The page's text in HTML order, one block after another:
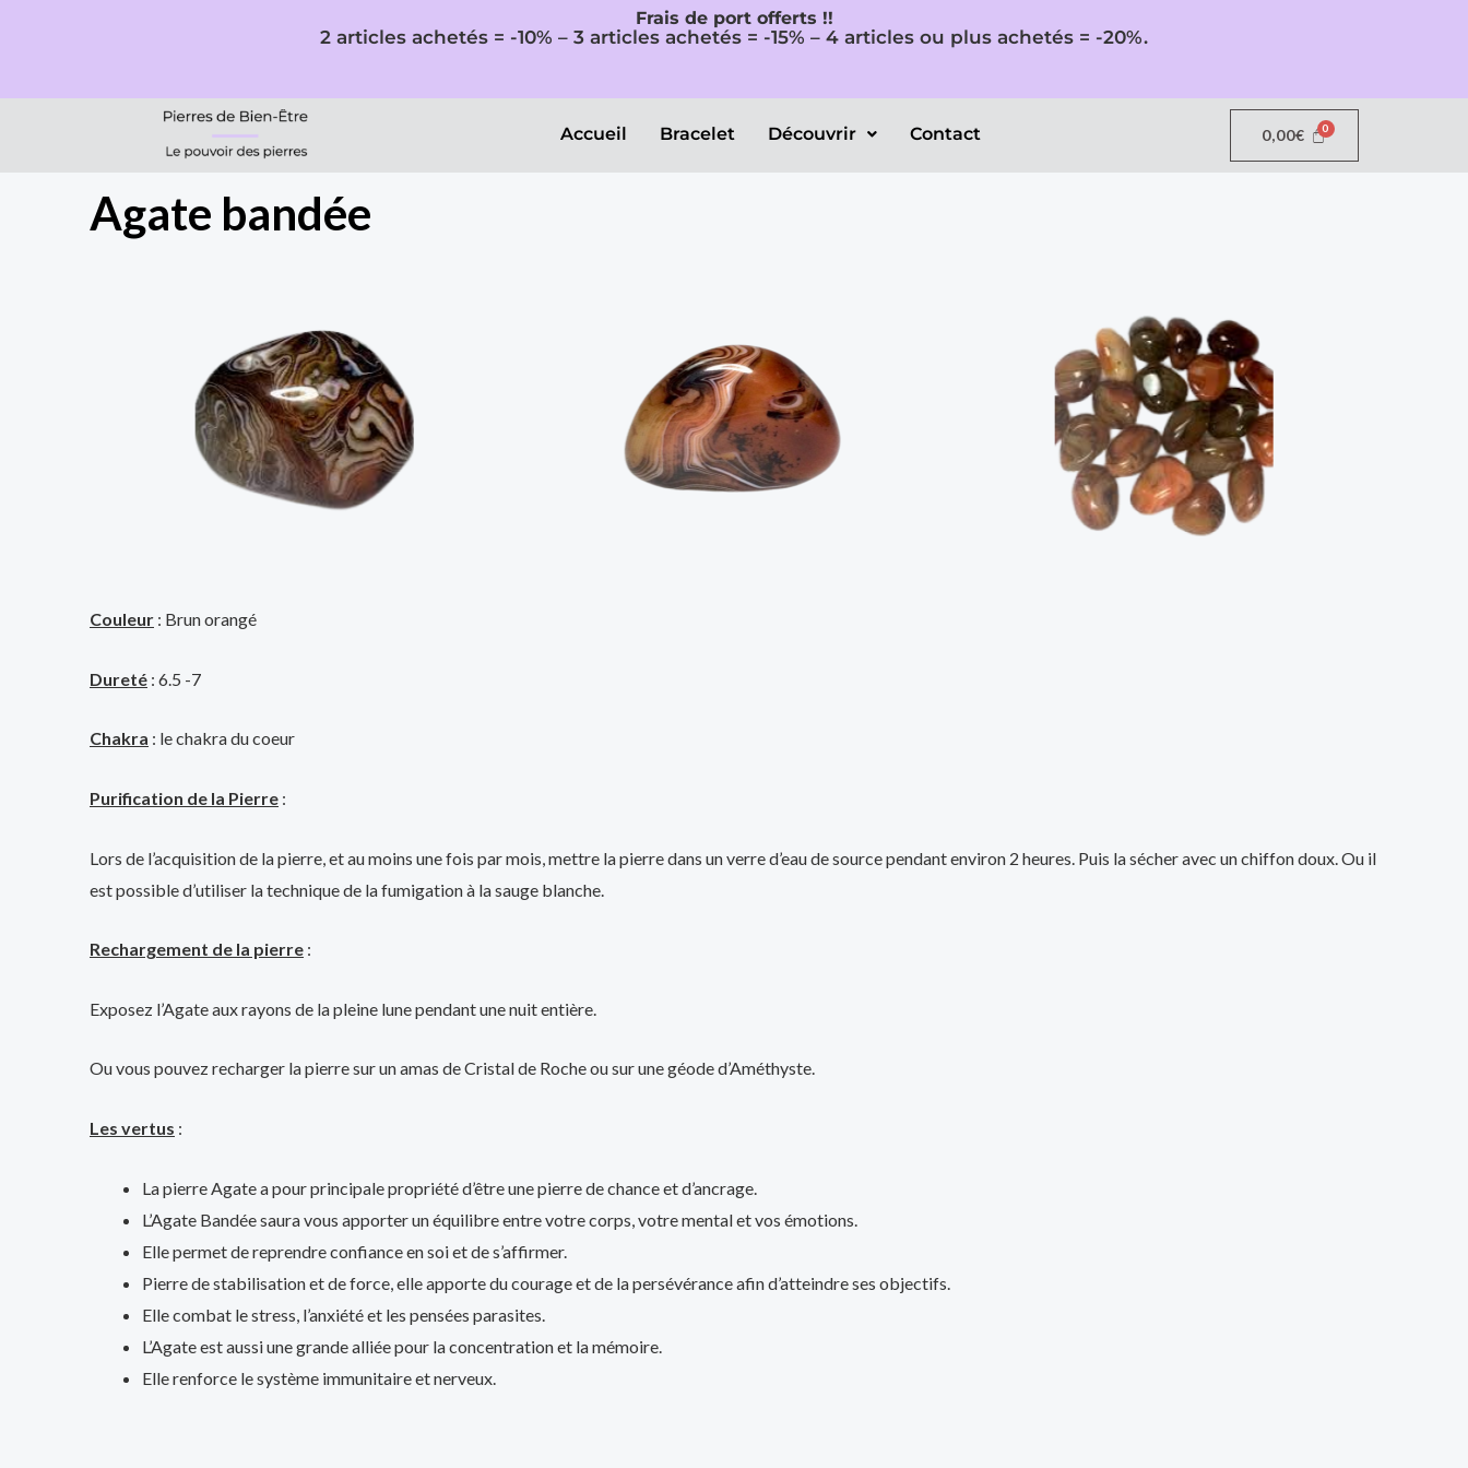
Frais de port offerts !!
2 articles achetés = -10% – 3 articles achetés = -15% – 4 articles ou plus achetés = -20%.
Accueil Bracelet Découvrir Contact 0,00€
Agate bandée
Couleur : Brun orangé
Dureté : 6.5 -7
Chakra : le chakra du coeur
Purification de la Pierre :
Lors de l’acquisition de la pierre, et au moins une fois par mois, mettre la pierre dans un verre d’eau de source pendant environ 2 heures. Puis la sécher avec un chiffon doux. Ou il
est possible d’utiliser la technique de la fumigation à la sauge blanche.
Rechargement de la pierre :
Exposez l’Agate aux rayons de la pleine lune pendant une nuit entière.
Ou vous pouvez recharger la pierre sur un amas de Cristal de Roche ou sur une géode d’Améthyste.
Les vertus :
La pierre Agate a pour principale propriété d’être une pierre de chance et d’ancrage.
L’Agate Bandée saura vous apporter un équilibre entre votre corps, votre mental et vos émotions.
Elle permet de reprendre confiance en soi et de s’affirmer.
Pierre de stabilisation et de force, elle apporte du courage et de la persévérance afin d’atteindre ses objectifs.
Elle combat le stress, l’anxiété et les pensées parasites.
L’Agate est aussi une grande alliée pour la concentration et la mémoire.
Elle renforce le système immunitaire et nerveux.